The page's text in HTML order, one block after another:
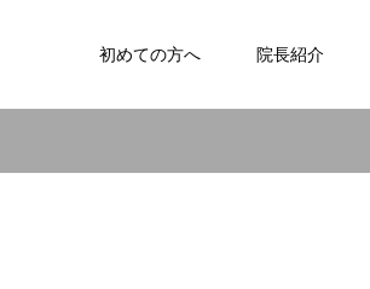
初めての方へ 院長紹介